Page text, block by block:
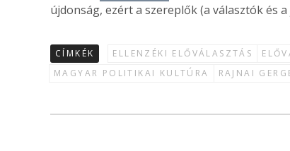
újdonság, ezért a szereplők (a választók és
CÍMKÉK ELLENZÉKI ELŐVÁLASZTÁS
MAGYAR POLITIKAI KULTÚRA
RAJNAI